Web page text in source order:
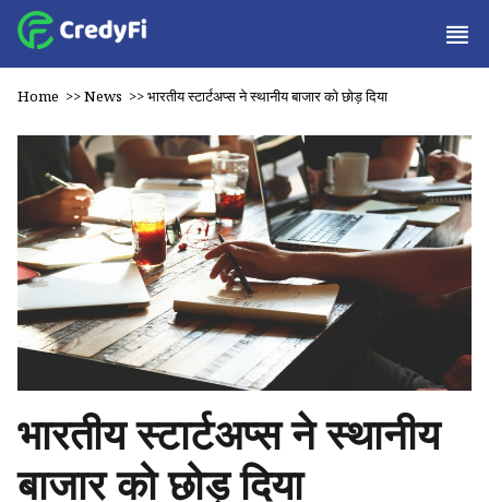
Home >>News >>भारतीय स्टार्टअप्स ने स्थानीय बाजार को छोड़ दिया
भारतीय स्टार्टअप्स ने स्थानीय
बाजार को छोड़ दिया